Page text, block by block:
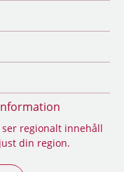
regionalt innehåll
din region.